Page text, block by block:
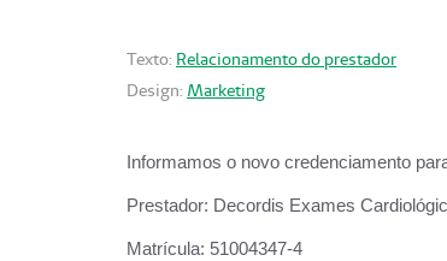
Texto: Relacionamento do prestador
Design: Marketing
Informamos o novo credenciamento
Prestador: Decordis Exames
Matrícula: 51004347-4